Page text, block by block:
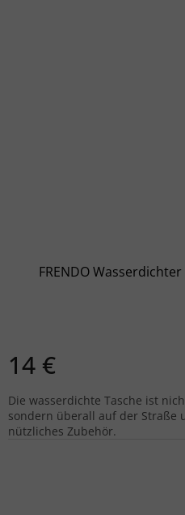
FRENDO Wasserdichter
14 €
Die wasserdichte Tasche ist
sondern überall auf der Straße
nützliches Zubehör.